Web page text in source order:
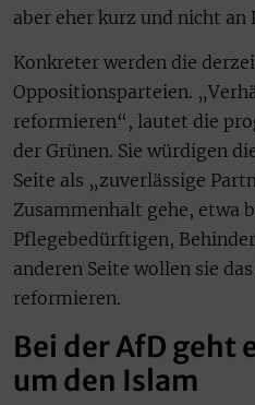
aber eher kurz und nicht an
Konkreter werden die
Oppositionsparteien.
reformieren“, lautet die
der Grünen. Sie würdigen
Seite als „zuverlässige
Zusammenhalt gehe, etwa
Pflegebedürftigen,
anderen Seite wollen sie
reformieren.
Bei der AfD geht
um den Islam